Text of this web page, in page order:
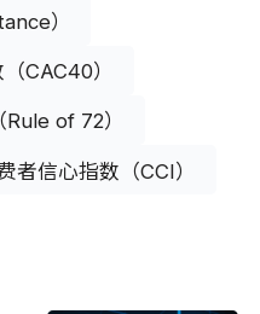
）
CAC40）
of 72）
者信心指数（CCI）